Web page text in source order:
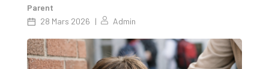
Parent
28 Mars 2026
Admin